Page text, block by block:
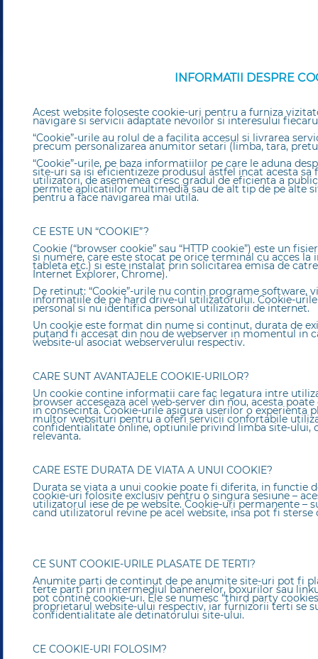
INFORMATII DESPRE
Acest website foloseste cookie-uri pentru a furniza
navigare si servicii adaptate nevoilor si interesului
“Cookie”-urile au rolul de a facilita accesul si livrarea
precum personalizarea anumitor setari (limba, tara,
“Cookie”-urile, pe baza informatiilor pe care le aduna
site-uri sa isi eficientizeze produsul astfel incat acesta
utilizatori, de asemenea cresc gradul de eficienta a
permite aplicatiilor multimedia sau de alt tip de pe alte
pentru a face navigarea mai utila.
CE ESTE UN “COOKIE”?
Cookie (“browser cookie” sau “HTTP cookie”) este un
si numere, care este stocat pe orice terminal cu acces
tableta etc.) si este instalat prin solicitarea emisa de
Internet Explorer, Chrome).
De retinut: “Cookie”-urile nu contin programe software,
informatiile de pe hard drive-ul utilizatorului. Cookie-
personal si nu identifica personal utilizatorii de internet.
Un cookie este format din nume si continut, durata de
putand fi accesat din nou de webserver in momentul in
website-ul asociat webserverului respectiv.
CARE SUNT AVANTAJELE COOKIE-URILOR?
Un cookie contine informatii care fac legatura intre
browser acceseaza acel web-server din nou, acesta
in consecinta. Cookie-urile asigura userilor o experienta
multor websituri pentru a oferi servicii confortabile
confidentialitate online, optiunile privind limba site-ului,
relevanta.
CARE ESTE DURATA DE VIATA A UNUI COOKIE?
Durata se viata a unui cookie poate fi diferita, in functie
cookie-uri folosite exclusiv pentru o singura sesiune –
utilizatorul iese de pe website. Cookie-uri permanente –
cand utilizatorul revine pe acel website, insa pot fi
CE SUNT COOKIE-URILE PLASATE DE TERTI?
Anumite parti de continut de pe anumite site-uri pot fi
terte parti prin intermediul bannerelor, boxurilor sau
pot contine cookie-uri. Ele se numesc “third party
proprietarul website-ului respectiv, iar furnizorii terti se
confidentialitate ale detinatorului site-ului.
CE COOKIE-URI FOLOSIM?